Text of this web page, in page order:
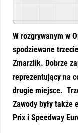
W rozgrywanym w
spodziewane
Zmarzlik. Dobrze
reprezentujący na
drugie miejsce.
Zawody były także
Prix i Speedway